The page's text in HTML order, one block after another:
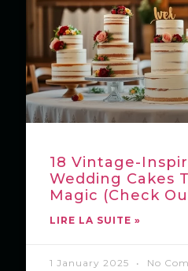
18 Vintage-
Wedding Cakes
Magic (Check
LIRE LA SUITE »
1 January 2025 No